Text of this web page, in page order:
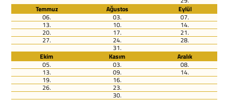
Temmuz
Ağustos
Eylül
06.
03. 07.
13. 10. 14.
20. 17. 21.
27. 24. 28.
31.
Ekim
Kasım
Aralık
05.
03. 08.
13. 09. 14.
19. 16.
26. 23.
30.